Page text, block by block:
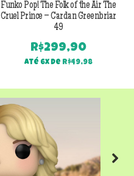
Funko Pop! The Folk of the Air The
Cruel Prince – Cardan Greenbriar
49
R$299,90
Até 6x de R$49,98